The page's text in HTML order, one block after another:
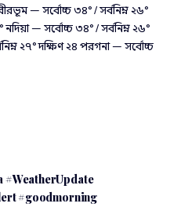
— সর্বোচ্চ ৩৪° / সর্বনিম্ন ২৬°
নদিয়া — সর্বোচ্চ ৩৪° / সর্বনিম্ন ২৬°
২৭° দক্ষিণ ২৪ পরগনা — সর্বোচ্চ
#WeatherUpdate
#goodmorning